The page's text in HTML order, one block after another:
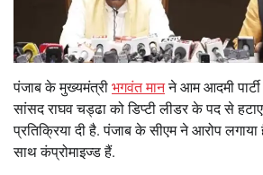
पंजाब के मुख्यमंत्री भगवंत मानने आम आदमी
सांसद राघव चड्ढा को डिप्टी लीडर के पद से
प्रतिक्रिया दी है. पंजाब के सीएम ने आरोप
साथ कंप्रोमाइज्ड हैं.